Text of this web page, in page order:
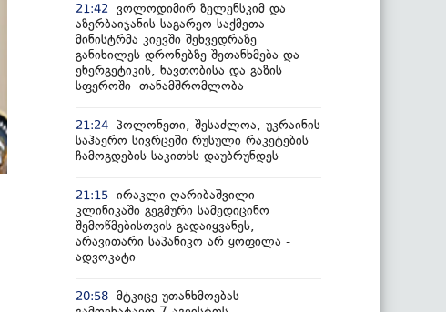
21:42
ვოლოდიმირ ზელენსკიმ და
აზერბაიჯანის საგარეო საქმეთა
მინისტრმა კიევში შეხვედრაზე
განიხილეს დრონებზე შეთანხმება და
ენერგეტიკის, ნავთობისა და გაზის
სფეროში თანამშრომლობა
21:24 პოლონეთი, შესაძლოა, უკრაინის
საჰაერო სივრცეში რუსული რაკეტების
ჩამოგდების საკითხს დაუბრუნდეს
21:15 ირაკლი ღარიბაშვილი
კლინიკაში გეგმური სამედიცინო
შემოწმებისთვის გადაიყვანეს,
არავითარი საპანიკო არ ყოფილა -
ადვოკატი
20:58 მტკიცე უთანხმოებას